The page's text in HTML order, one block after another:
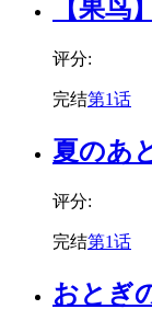
【果鸟
评分:
完结第1话
夏のあ
评分:
完结第1话
おとぎ